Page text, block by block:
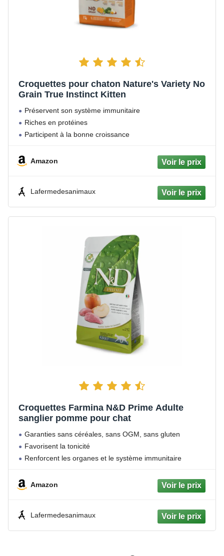
Croquettes pour chaton Nature's Variety No
Grain True Instinct Kitten
Préservent son système immunitaire
Riches en protéines
Participent à la bonne croissance
Amazon
Lafermedesanimaux
Croquettes Farmina N&D Prime Adulte
sanglier pomme pour chat
Garanties sans céréales, sans OGM, sans gluten
Favorisent la tonicité
Renforcent les organes et le système immunitaire
Amazon
Lafermedesanimaux